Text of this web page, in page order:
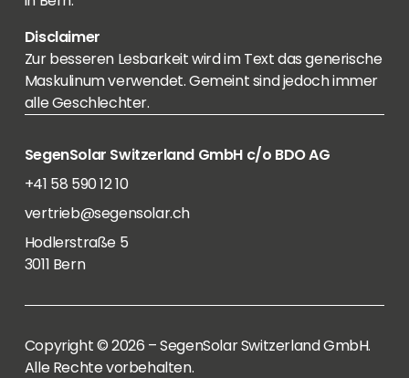
Disclaimer
Zur besseren Lesbarkeit wird im Text das generische
Maskulinum verwendet. Gemeint sind jedoch immer
alle Geschlechter.
SegenSolar Switzerland GmbH c/o BDO AG
+41 58 590 12 10
vertrieb@segensolar.ch
Hodlerstraße 5
3011 Bern
Copyright © 2026 – SegenSolar Switzerland GmbH.
Alle Rechte vorbehalten.